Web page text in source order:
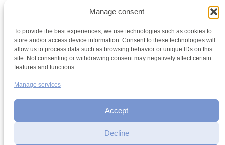
Manage consent
To provide the best experiences, we use technologies such as cookies to
store and/or access device information. Consent to these technologies will
allow us to process data such as browsing behavior or unique IDs on this
site. Not consenting or withdrawing consent may negatively affect certain
features and functions.
Manage services
Accept
Decline
Find a youth hostel
Discover activities
School Trips and group excursions
Teambuilding
Youth Hostels Luxembourg NPO